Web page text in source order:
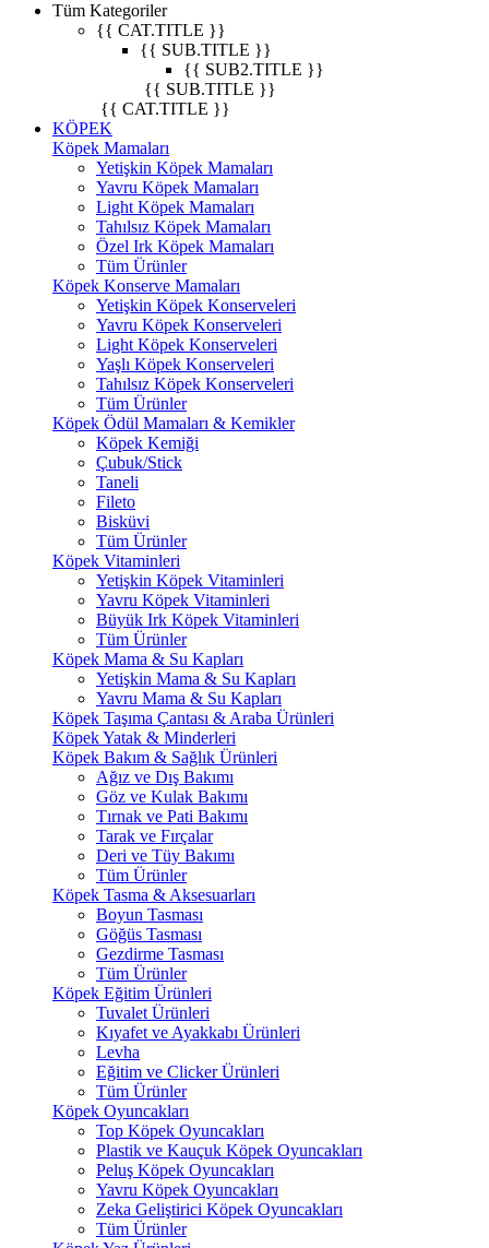
Tüm Kategoriler
{{ CAT.TITLE }}
{{ SUB.TITLE }}
{{ SUB2.TITLE }}
{{ SUB.TITLE }}
{{ CAT.TITLE }}
KÖPEK
Köpek Mamaları
Yetişkin Köpek Mamaları
Yavru Köpek Mamaları
Light Köpek Mamaları
Tahılsız Köpek Mamaları
Özel Irk Köpek Mamaları
Tüm Ürünler
Köpek Konserve Mamaları
Yetişkin Köpek Konserveleri
Yavru Köpek Konserveleri
Light Köpek Konserveleri
Yaşlı Köpek Konserveleri
Tahılsız Köpek Konserveleri
Tüm Ürünler
Köpek Ödül Mamaları & Kemikler
Köpek Kemiği
Çubuk/Stick
Taneli
Fileto
Bisküvi
Tüm Ürünler
Köpek Vitaminleri
Yetişkin Köpek Vitaminleri
Yavru Köpek Vitaminleri
Büyük Irk Köpek Vitaminleri
Tüm Ürünler
Köpek Mama & Su Kapları
Yetişkin Mama & Su Kapları
Yavru Mama & Su Kapları
Köpek Taşıma Çantası & Araba Ürünleri
Köpek Yatak & Minderleri
Köpek Bakım & Sağlık Ürünleri
Ağız ve Dış Bakımı
Göz ve Kulak Bakımı
Tırnak ve Pati Bakımı
Tarak ve Fırçalar
Deri ve Tüy Bakımı
Tüm Ürünler
Köpek Tasma & Aksesuarları
Boyun Tasması
Göğüs Tasması
Gezdirme Tasması
Tüm Ürünler
Köpek Eğitim Ürünleri
Tuvalet Ürünleri
Kıyafet ve Ayakkabı Ürünleri
Levha
Eğitim ve Clicker Ürünleri
Tüm Ürünler
Köpek Oyuncakları
Top Köpek Oyuncakları
Plastik ve Kauçuk Köpek Oyuncakları
Peluş Köpek Oyuncakları
Yavru Köpek Oyuncakları
Zeka Geliştirici Köpek Oyuncakları
Tüm Ürünler